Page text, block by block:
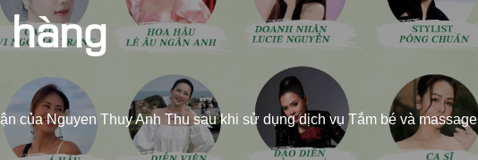
của Nguyen Thuy Anh Thu sau khi sử dụng dịch vụ Tắm bé và massage